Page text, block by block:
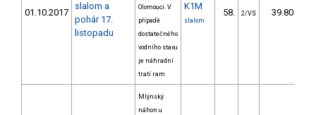
01.10.2017
slalom a
pohár 17.
listopadu
Olomouci. V
případě
dostatečného
vodního stavu
je náhradní
tratí ram
K1M
slalom
58. 2/VS 39.80
Mlýnský
náhon u